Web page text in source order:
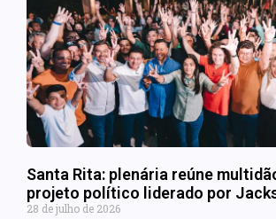
Santa Rita: plenária reúne
projeto político liderado por
28 de julho de 2026